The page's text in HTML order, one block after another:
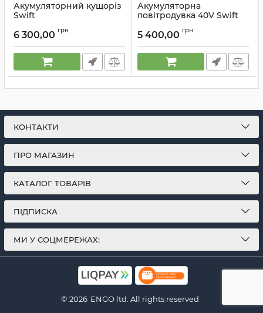
Акумуляторний кущоріз
Swift
6 300,00 грн
Акумуляторна
повітродувка 40V Swift
5 400,00 грн
КОНТАКТИ
ПРО МАГАЗИН
КАТАЛОГ ТОВАРІВ
ПІДПИСКА
МИ У СОЦМЕРЕЖАХ:
© 2026 ENGO ltd. All rights reserved